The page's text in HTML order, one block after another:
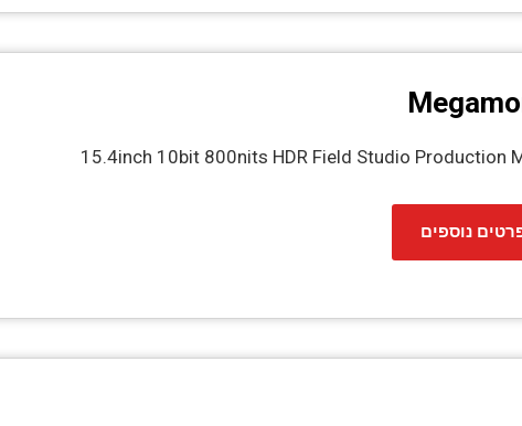
15.4inch 10bit 800nits HDR Field Studio Production
נוספים